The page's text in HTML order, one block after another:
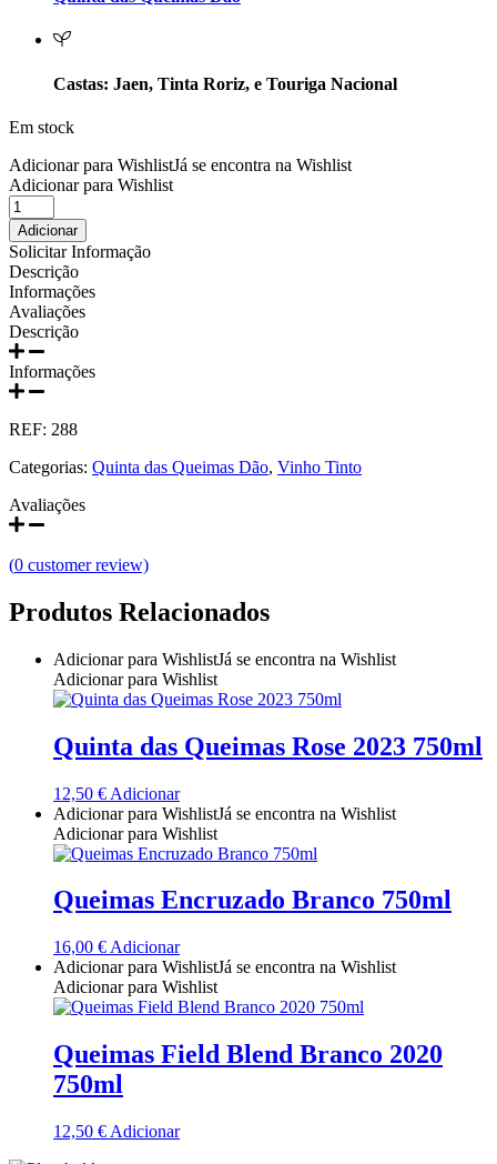
Prats e Symington Family
Quinta da Curia - Bairrada
Quinta das Bágeiras Bairrada
Quinta do Casal Branco Tejo
Quinta do Crasto
Quinta Do Noval Douro
Quinta Do Paral Alentejo
Quinta Do Regueiro - Região Vinhos Verdes
Quinta Do Ventozelo - Douro
Quinta José Rodrigues - Humanitas
Rego Wines Beira interior
Castas: Jaen, Tinta Roriz, e Touriga Nacional
Em stock
Adicionar para WishlistJá se encontra na Wishlist
Adicionar para Wishlist
Quantidade
de
Queimas
Dóvaia
Tinto
2020
750ml
Adicionar
Solicitar Informação
Descrição
Informações
Avaliações
Descrição
Informações
REF: 288
Categorias: Quinta das Queimas Dão, Vinho Tinto
Avaliações
(0 customer review)
Produtos Relacionados
Adicionar para WishlistJá se encontra na Wishlist
Adicionar para Wishlist
Quinta das Queimas Rose 2023 750ml
12,50 € Adicionar
Adicionar para WishlistJá se encontra na Wishlist
Adicionar para Wishlist
Queimas Encruzado Branco 750ml
16,00 € Adicionar
Adicionar para WishlistJá se encontra na Wishlist
Adicionar para Wishlist
Queimas Field Blend Branco 2020
750ml
12,50 € Adicionar